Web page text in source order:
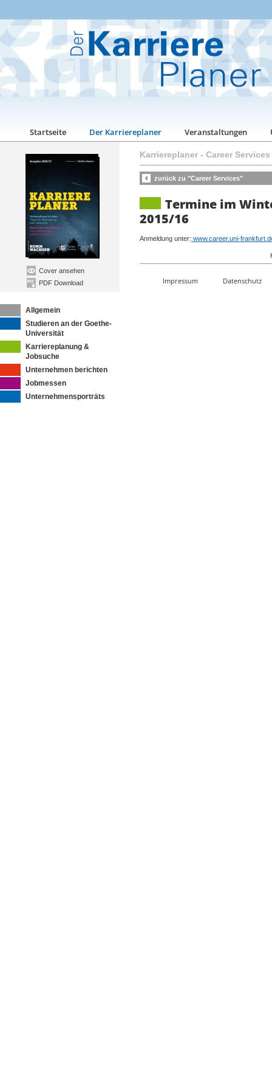
Startseite Der Karriereplaner Veranstaltungen
Cover ansehen
PDF Download
Allgemein
Studieren an der Goethe-
Universität
Karriereplanung &
Jobsuche
Unternehmen berichten
Jobmessen
Unternehmensporträts
Karriereplaner - Career Services
zurück zu "Career Services"
Termine im
2015/16
Anmeldung unter: www.career.uni-
Impressum Datenschutz